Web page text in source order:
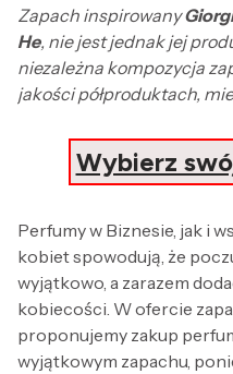
Zapach inspirowany
He, nie jest jednak jej
niezależna kompozycja
jakości półproduktach,
Wybierz
Perfumy w Biznesie, jak i
kobiet spowodują, że
wyjątkowo, a zarazem
kobiecości. W ofercie
proponujemy zakup
wyjątkowym zapachu,